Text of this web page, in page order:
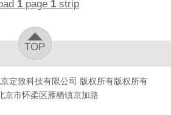
1 page 1 strip
TOP
定致科技有限公司 版权所有版权所有
京市怀柔区雁栖镇京加路